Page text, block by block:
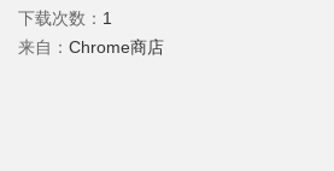
下载次数： 1
来自： Chrome商店